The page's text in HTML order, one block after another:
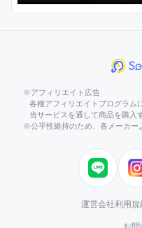
※アフィリエイト広告
各種アフィリエイトプログラム
当サービスを通して商品を購入
※公平性維持のため、各メーカー
LINE
運営会社利用規